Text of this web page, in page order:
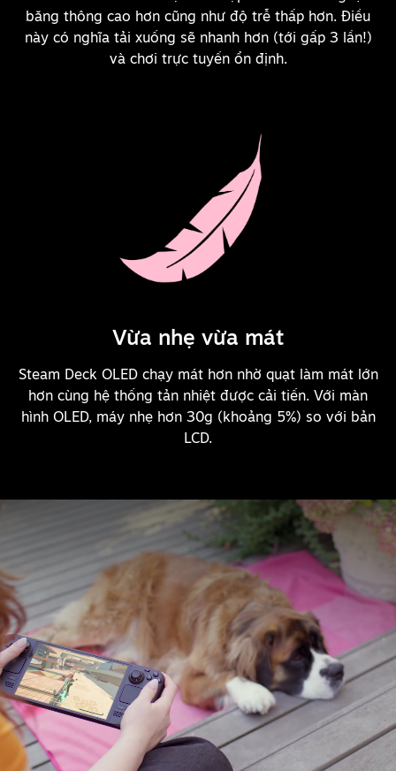
băng thông cao hơn cũng như độ trễ thấp hơn. Điều
này có nghĩa tải xuống sẽ nhanh hơn (tới gấp 3 lần!)
và chơi trực tuyến ổn định.
Vừa nhẹ vừa mát
Steam Deck OLED chạy mát hơn nhờ quạt làm mát lớn
hơn cùng hệ thống tản nhiệt được cải tiến. Với màn
hình OLED, máy nhẹ hơn 30g (khoảng 5%) so với bản
LCD.